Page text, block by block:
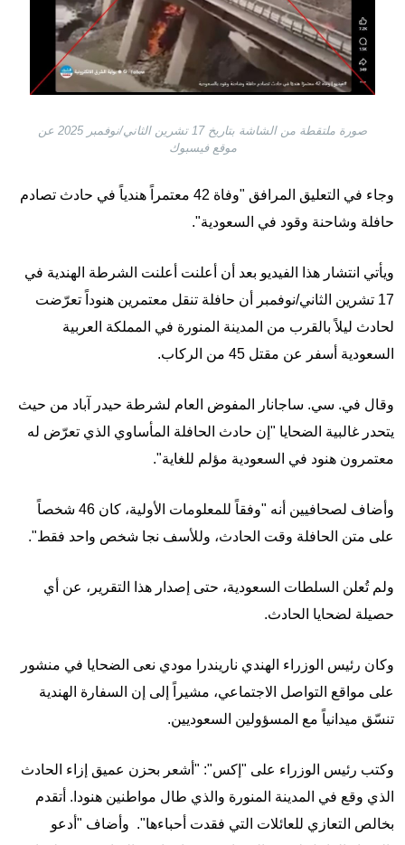
صورة ملتقطة من الشاشة بتاريخ 17 تشرين الثاني/نوفمبر 2025 عن
موقع فيسبوك
وجاء في التعليق المرافق "وفاة 42 معتمراً هندياً في حادث تصادم
حافلة وشاحنة وقود في السعودية".
ويأتي انتشار هذا الفيديو بعد أن أعلنت أعلنت الشرطة الهندية في
17 تشرين الثاني/نوفمبر أن حافلة تنقل معتمرين هنوداً تعرّضت
لحادث ليلاً بالقرب من المدينة المنورة في المملكة العربية
السعودية أسفر عن مقتل 45 من الركاب.
وقال في. سي. ساجانار المفوض العام لشرطة حيدر آباد من حيث
يتحدر غالبية الضحايا "إن حادث الحافلة المأساوي الذي تعرّض له
معتمرون هنود في السعودية مؤلم للغاية".
وأضاف لصحافيين أنه "وفقاً للمعلومات الأولية، كان 46 شخصاً
على متن الحافلة وقت الحادث، وللأسف نجا شخص واحد فقط".
ولم تُعلن السلطات السعودية، حتى إصدار هذا التقرير، عن أي
حصيلة لضحايا الحادث.
وكان رئيس الوزراء الهندي ناريندرا مودي نعى الضحايا في منشور
على مواقع التواصل الاجتماعي، مشيراً إلى إن السفارة الهندية
تنسّق ميدانياً مع المسؤولين السعوديين.
وكتب رئيس الوزراء على "إكس": "أشعر بحزن عميق إزاء الحادث
الذي وقع في المدينة المنورة والذي طال مواطنين هنودا. أتقدم
بخالص التعازي للعائلات التي فقدت أحباءها". وأضاف "أدعو